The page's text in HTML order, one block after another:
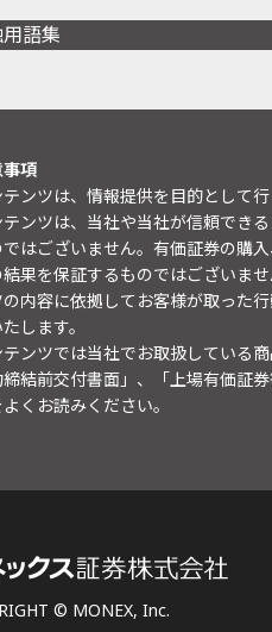
語集
事項
ンツは、情報提供を目的として行
ンツは、当社や当社が信頼でき
はございません。有価証券の購
果を保証するものではございま
の内容に依拠してお客様が取った
します。
ンツでは当社でお取扱している
締結前交付書面」、「上場有価証
よくお読みください。
© MONEX, Inc.